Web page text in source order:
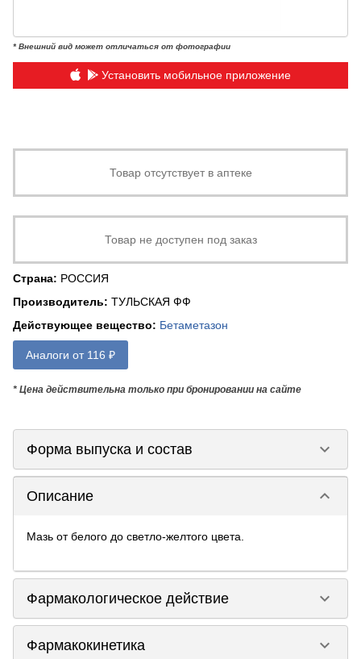
* Внешний вид может отличаться от фотографии
Установить мобильное приложение
Товар отсутствует в аптеке
Товар не доступен под заказ
Страна: РОССИЯ
Производитель: ТУЛЬСКАЯ ФФ
Действующее вещество: Бетаметазон
Аналоги от 116 ₽
* Цена действительна только при бронировании на сайте
Форма выпуска и состав keyboard_arrow_down
Описание keyboard_arrow_down
Мазь от белого до светло-желтого цвета.
Фармакологическое действие keyboard_arrow_down
Фармакокинетика keyboard_arrow_down